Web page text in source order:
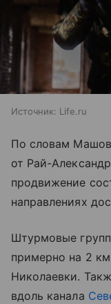
Источник: Life.ru
По словам
от Рай-
продвижение
направлениях
Штурмовые
примерно на 2
Николаевки.
вдоль канала